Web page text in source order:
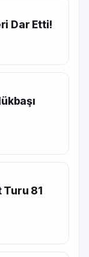
Dar Etti!
Turu 81